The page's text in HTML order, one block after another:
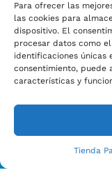
Para ofrecer las
las cookies para
dispositivo. El
procesar datos como
identificaciones únicas
consentimiento, puede
características y
Tienda